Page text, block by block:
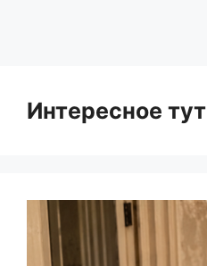
Интересное тут